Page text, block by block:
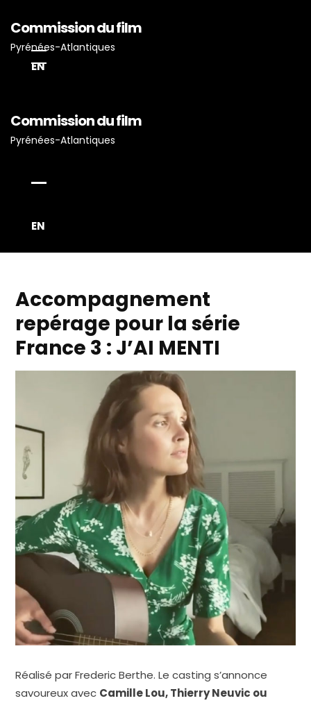
Commission du film
Pyrénées-Atlantiques
EN
Commission du film
Pyrénées-Atlantiques
EN
Accueil
Accompagnement
repérage pour la série
France 3 : J’AI MENTI
Réalisé par Frederic Berthe. Le casting s’annonce
savoureux avec Camille Lou, Thierry Neuvic ou